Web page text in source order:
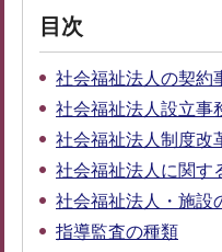
目次
社会福祉法人の契約
社会福祉法人設立事
社会福祉法人制度改
社会福祉法人に関す
社会福祉法人・施設
指導監査の種類